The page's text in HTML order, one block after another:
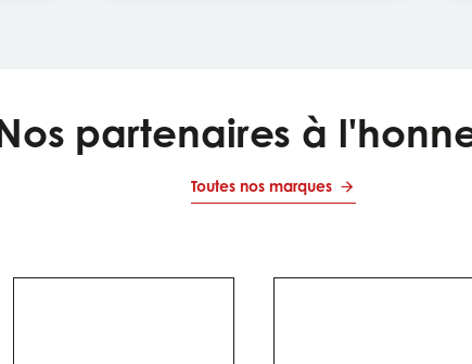
gourmandise de la pizza sans
écraser ses saveurs.
partenaires à
Toutes nos marques